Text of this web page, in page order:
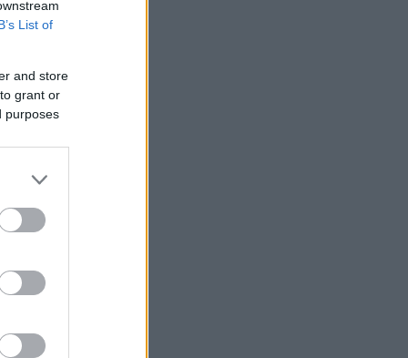
List of
and store
grant or
purposes
Η χαμηλή… απόδοση Μητσοτάκη στις
στοιχηματικές - Ποιος επισκέφθηκε τα
Νέο Αεροδρόμιο Κρήτης (ΔΑΗΚ - ΓΕΚ
ΤΕΡΝΑ): Έρχονται υπογραφές για τον
δάνεια, «γύρισε» σε ευρώ σχεδόν το
Μεταβιβάσεις ακινήτων: Στο σκάνερ
Νέα δεδομένα με την είσοδο Meridiam
Η Etsy απολύει το 12% του